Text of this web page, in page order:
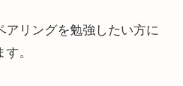
アリングを勉強したい方に
。